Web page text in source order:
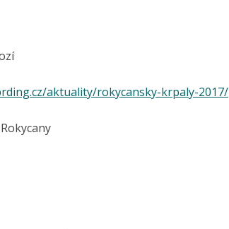
aktuality/rokycansky-krpaly-2017/